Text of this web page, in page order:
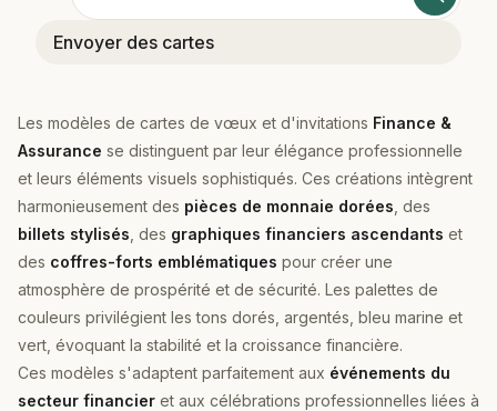
Envoyer des cartes
Les modèles de cartes de vœux et d'invitations Finance &
Assurance se distinguent par leur élégance professionnelle
et leurs éléments visuels sophistiqués. Ces créations intègrent
harmonieusement des pièces de monnaie dorées , des
billets stylisés , des graphiques financiers ascendants et
des coffres-forts emblématiques pour créer une
atmosphère de prospérité et de sécurité. Les palettes de
couleurs privilégient les tons dorés, argentés, bleu marine et
vert, évoquant la stabilité et la croissance financière.
Ces modèles s'adaptent parfaitement aux événements du
secteur financier et aux célébrations professionnelles liées à